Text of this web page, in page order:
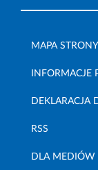
MAPA STRONY
INFORMACJE
DEKLARACJA
RSS
DLA MEDIÓW